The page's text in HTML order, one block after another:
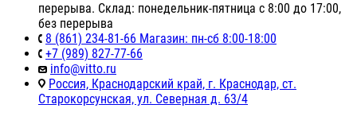
перерыва. Склад: понедельник-пятница с 8:00 до 17:00,
без перерыва
8 (861) 234-81-66 Магазин: пн-сб 8:00-18:00
+7 (989) 827-77-66
info@vitto.ru
Россия, Краснодарский край, г. Краснодар, ст.
Старокорсунская, ул. Северная д. 63/4